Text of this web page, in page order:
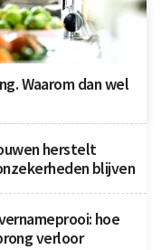
Waarom dan wel
herstelt
blijven
hoe
verloor